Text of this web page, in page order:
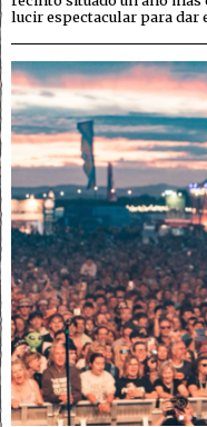
lucir espectacular para dar